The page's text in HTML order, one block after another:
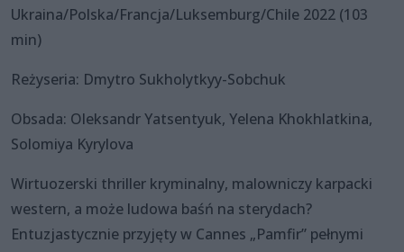
Ukraina/Polska/Francja/Luksemburg/Chile 2022 (103
min)
Reżyseria: Dmytro Sukholytkyy-Sobchuk
Obsada: Oleksandr Yatsentyuk, Yelena Khokhlatkina,
Solomiya Kyrylova
Wirtuozerski thriller kryminalny, malowniczy karpacki
western, a może ludowa baśń na sterydach?
Entuzjastycznie przyjęty w Cannes „Pamfir” pełnymi